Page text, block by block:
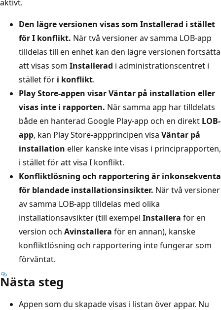
aktivt.
Den lägre versionen visas som Installerad i stället
för I konflikt. När två versioner av samma LOB-app
tilldelas till en enhet kan den lägre versionen fortsätta
att visas som Installerad i administrationscentret i
stället för i konflikt.
Play Store-appen visar Väntar på installation eller
visas inte i rapporten. När samma app har tilldelats
både en hanterad Google Play-app och en direkt LOB-
app, kan Play Store-appprincipen visa Väntar på
installation eller kanske inte visas i principrapporten,
i stället för att visa I konflikt.
Konfliktlösning och rapportering är inkonsekventa
för blandade installationsinsikter. När två versioner
av samma LOB-app tilldelas med olika
installationsavsikter (till exempel Installera för en
version och Avinstallera för en annan), kanske
konfliktlösning och rapportering inte fungerar som
förväntat.
Nästa steg
Appen som du skapade visas i listan över appar. Nu